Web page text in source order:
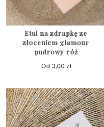
Etui na zdrapkę ze
złoceniem glamour
pudrowy róż
Od 3,00 zł